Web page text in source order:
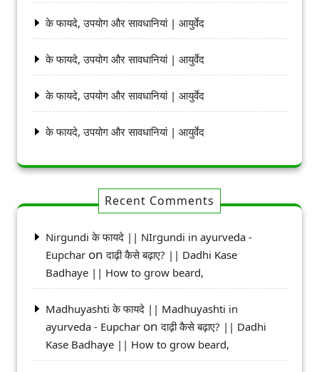
के फायदे, उपयोग और सावधानियां | आयुर्वेद
के फायदे, उपयोग और सावधानियां | आयुर्वेद
के फायदे, उपयोग और सावधानियां | आयुर्वेद
के फायदे, उपयोग और सावधानियां | आयुर्वेद
Recent Comments
Nirgundi के फायदे || NIrgundi in ayurveda -
Eupchar onदाढ़ी कैसे बढ़ाए? || Dadhi Kase
Badhaye || How to grow beard,
Madhuyashti के फायदे || Madhuyashti in
ayurveda - Eupchar onदाढ़ी कैसे बढ़ाए? || Dadhi
Kase Badhaye || How to grow beard,